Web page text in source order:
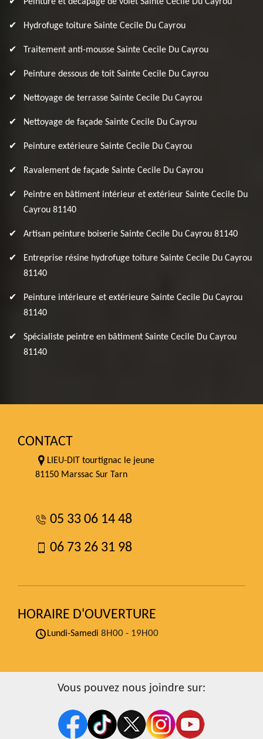
Hydrofuge toiture Sainte Cecile Du Cayrou
Traitement anti-mousse Sainte Cecile Du Cayrou
Peinture dessous de toit Sainte Cecile Du Cayrou
Nettoyage de terrasse Sainte Cecile Du Cayrou
Nettoyage de façade Sainte Cecile Du Cayrou
Peinture extérieure Sainte Cecile Du Cayrou
Ravalement de façade Sainte Cecile Du Cayrou
Peintre en bâtiment intérieur et extérieur Sainte Cecile Du
Cayrou 81140
Artisan peinture boiserie Sainte Cecile Du Cayrou 81140
Entreprise résine hydrofuge toiture Sainte Cecile Du Cayrou
81140
Peinture intérieure et extérieure Sainte Cecile Du Cayrou
81140
Spécialiste peintre en bâtiment Sainte Cecile Du Cayrou
81140
CONTACT
LIEU-DIT tourtignac le jeune
81150 Marssac Sur Tarn
05 33 06 14 48
06 73 26 31 98
HORAIRE D'OUVERTURE
Lundi-Samedi 8H00 - 19H00
Vous pouvez nous joindre sur: